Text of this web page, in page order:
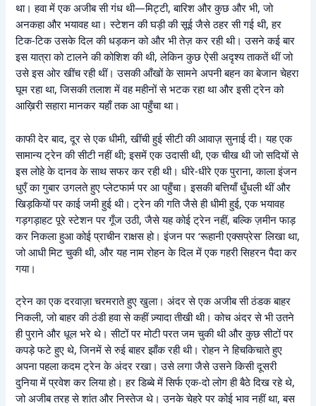
था। हवा में एक अजीब सी गंध थी—मिट्टी, बारिश और कुछ और भी, जो
अनकहा और भयावह था। स्टेशन की घड़ी की सूई जैसे ठहर सी गई थी, हर
टिक-टिक उसके दिल की धड़कन को और भी तेज़ कर रही थी। उसने कई बार
इस यात्रा को टालने की कोशिश की थी, लेकिन कुछ ऐसी अदृश्य ताकतें थीं जो
उसे इस ओर खींच रही थीं। उसकी आँखों के सामने अपनी बहन का बेजान चेहरा
घूम रहा था, जिसकी तलाश में वह महीनों से भटक रहा था और इसी ट्रेन को
आख़िरी सहारा मानकर यहाँ तक आ पहुँचा था।
काफी देर बाद, दूर से एक धीमी, खींची हुई सीटी की आवाज़ सुनाई दी। यह एक
सामान्य ट्रेन की सीटी नहीं थी; इसमें एक उदासी थी, एक चीख थी जो सदियों से
इस लोहे के दानव के साथ सफर कर रही थी। धीरे-धीरे एक पुराना, काला इंजन
धुएँ का गुबार उगलते हुए प्लेटफार्म पर आ पहुँचा। इसकी बत्तियाँ धुँधली थीं और
खिड़कियों पर काई जमी हुई थी। ट्रेन की गति जैसे ही धीमी हुई, एक भयावह
गड़गड़ाहट पूरे स्टेशन पर गूँज उठी, जैसे यह कोई ट्रेन नहीं, बल्कि ज़मीन फाड़
कर निकला हुआ कोई प्राचीन राक्षस हो। इंजन पर ‘रूहानी एक्सप्रेस’ लिखा था,
जो आधी मिट चुकी थी, और यह नाम रोहन के दिल में एक गहरी सिहरन पैदा कर
गया।
ट्रेन का एक दरवाज़ा चरमराते हुए खुला। अंदर से एक अजीब सी ठंडक बाहर
निकली, जो बाहर की ठंडी हवा से कहीं ज़्यादा तीखी थी। कोच अंदर से भी उतने
ही पुराने और धूल भरे थे। सीटों पर मोटी परत जम चुकी थी और कुछ सीटों पर
कपड़े फटे हुए थे, जिनमें से रुई बाहर झाँक रही थी। रोहन ने हिचकिचाते हुए
अपना पहला कदम ट्रेन के अंदर रखा। उसे लगा जैसे उसने किसी दूसरी
दुनिया में प्रवेश कर लिया हो। हर डिब्बे में सिर्फ एक-दो लोग ही बैठे दिख रहे थे,
जो अजीब तरह से शांत और निस्तेज थे। उनके चेहरे पर कोई भाव नहीं था, बस